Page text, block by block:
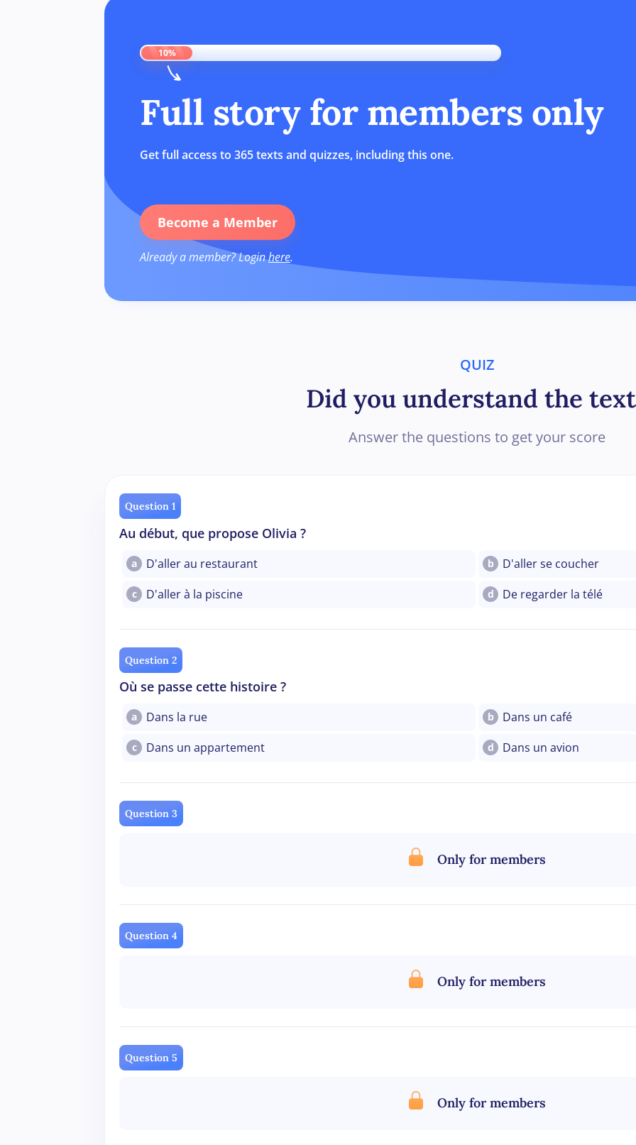
10%
Full story for members only
Get full access to 365 texts and quizzes, including this one.
Become a Member
Already a member? Loginhere.
QUIZ
Did you understand the
Answer the questions to get your score
Question 1
Au début, que propose Olivia ?
a D'aller au restaurant b D'aller se coucher
c D'aller à la piscine d De regarder la télé
Question 2
Où se passe cette histoire ?
a Dans la rue b Dans un café
c Dans un appartement d Dans un avion
Question 3
Only for members
Question 4
Only for members
Question 5
Only for members